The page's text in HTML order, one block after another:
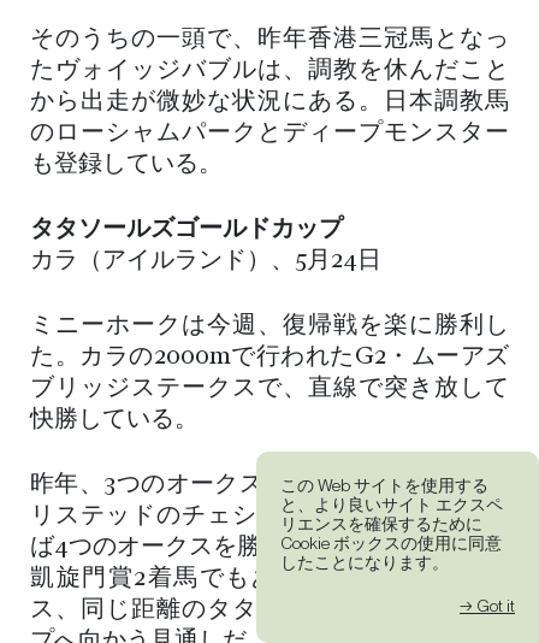
この Web サイトを使用する
と、より良いサイト エクスペ
リエンスを確保するために
Cookie ボックスの使用に同意
したことになります。
→ Got it
そのうちの一頭で、昨年香港三冠馬となっ
たヴォイッジバブルは、調教を休んだこと
から出走が微妙な状況にある。日本調教馬
のローシャムパークとディープモンスター
も登録している。
タタソールズゴールドカップ
カラ（アイルランド）、5月24日
ミニーホークは今週、復帰戦を楽に勝利し
た。カラの2000mで行われたG2・ムーアズ
ブリッジステークスで、直線で突き放して
快勝している。
昨年、3つのオークスを制した牝馬であり、
リステッドのチェシャーオークスも含めれ
ば4つのオークスを勝っている同馬は、G1・
凱旋門賞2着馬でもある。今後は同じコー
ス、同じ距離のタタソールズゴールドカッ